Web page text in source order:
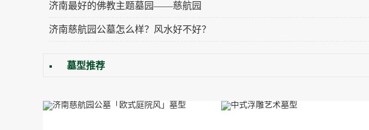
济南最好的佛教主题墓园——慈航园
济南慈航园公墓怎么样？风水好不好？
墓型推荐